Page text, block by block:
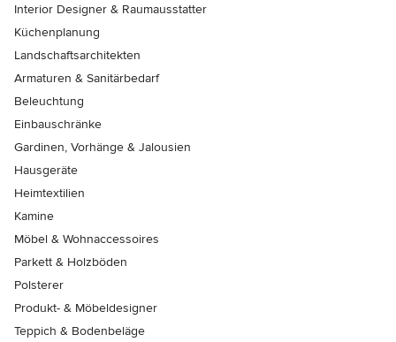
Interior Designer & Raumausstatter
Küchenplanung
Landschaftsarchitekten
Armaturen & Sanitärbedarf
Beleuchtung
Einbauschränke
Gardinen, Vorhänge & Jalousien
Hausgeräte
Heimtextilien
Kamine
Möbel & Wohnaccessoires
Parkett & Holzböden
Polsterer
Produkt- & Möbeldesigner
Teppich & Bodenbeläge